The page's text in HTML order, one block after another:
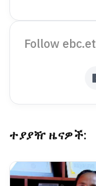
Follow ebc.et
ተያያዥ ዜናዎች: